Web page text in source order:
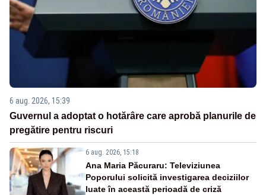
6 aug. 2026, 15:39
Guvernul a adoptat o hotărâre care aprobă planurile de
pregătire pentru riscuri
6 aug. 2026, 15:18
Ana Maria Păcuraru: Televiziunea
Poporului solicită investigarea deciziilor
luate în această perioadă de criză